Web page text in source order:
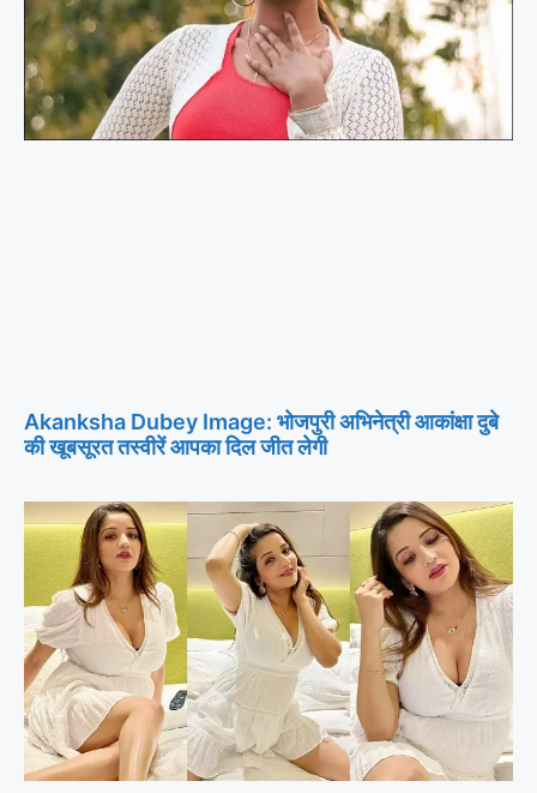
Akanksha Dubey Image: भोजपुरी अभिनेत्री आकांक्षा दुबे
की खूबसूरत तस्वीरें आपका दिल जीत लेगी